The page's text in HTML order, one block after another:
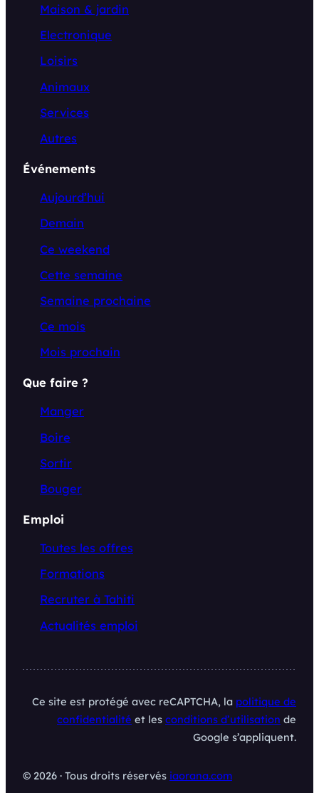
Maison & jardin
Electronique
Loisirs
Animaux
Services
Autres
Événements
Aujourd’hui
Demain
Ce weekend
Cette semaine
Semaine prochaine
Ce mois
Mois prochain
Que faire ?
Manger
Boire
Sortir
Bouger
Emploi
Toutes les offres
Formations
Recruter à Tahiti
Actualités emploi
Ce site est protégé avec reCAPTCHA, la politique de
confidentialité et les conditions d’utilisation de
Google s’appliquent.
© 2026 · Tous droits réservés iaorana.com